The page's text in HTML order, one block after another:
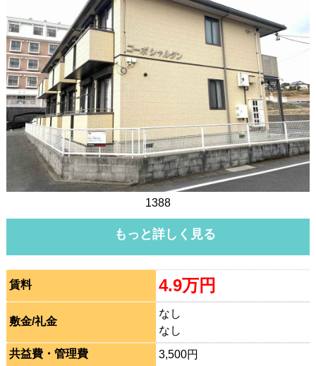
1388
もっと詳しく見る
賃料 4.9万円
敷金/礼金
なし
なし
共益費・管理費
3,500円